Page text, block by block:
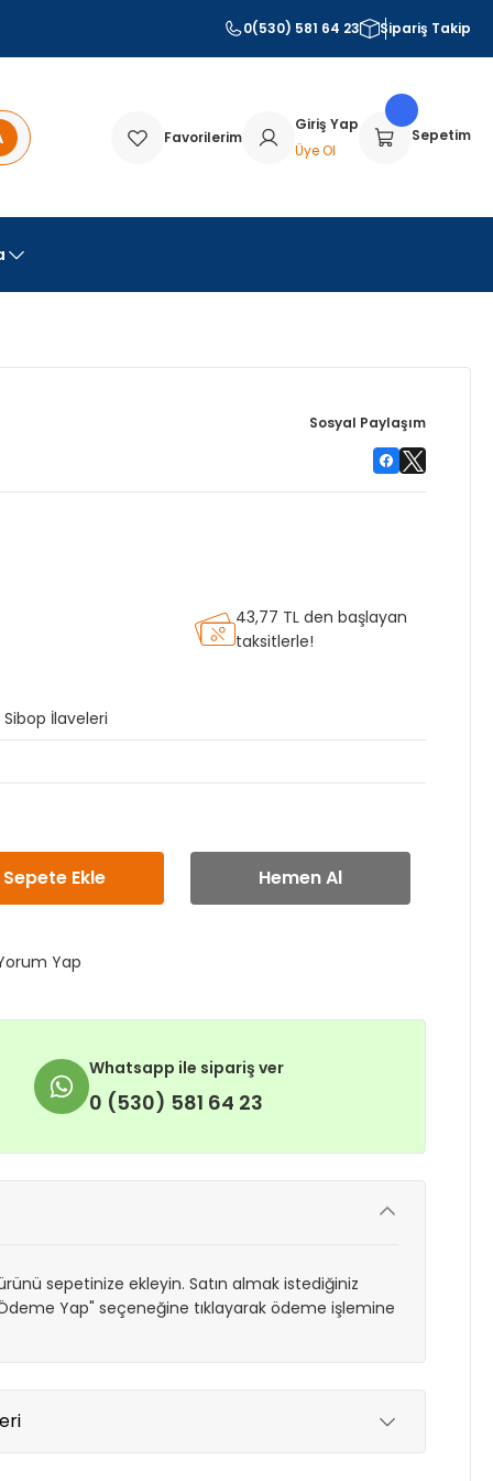
0(530) 581 64 23 Sipariş Takip
Favorilerim
Giriş Yap
Üye Ol
Sepetim
Sosyal Paylaşım
43,77 TL den başlayan
taksitlerle!
İlaveleri
Sepete Ekle Hemen Al
Yap
Whatsapp ile sipariş ver
0 (530) 581 64 23
sepetinize ekleyin. Satın almak istediğiniz
Yap" seçeneğine tıklayarak ödeme işlemine